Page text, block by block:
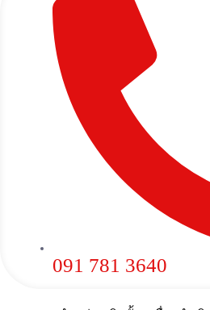
091 781 3640